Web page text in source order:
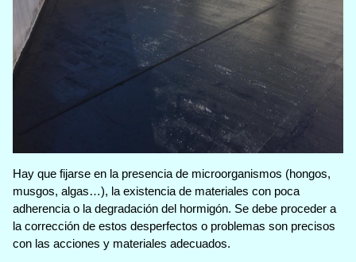
Hay que fijarse en la presencia de microorganismos (hongos,
musgos, algas…), la existencia de materiales con poca
adherencia o la degradación del hormigón. Se debe proceder a
la corrección de estos desperfectos o problemas son precisos
con las acciones y materiales adecuados.